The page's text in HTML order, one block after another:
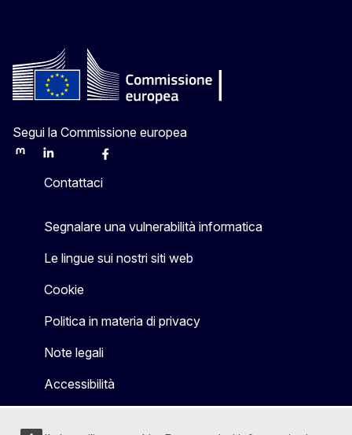
Segui la Commissione europea
MastodonLinkedInBlueskyFacebook
Contattaci
Segnalare una vulnerabilità informatica
Le lingue sui nostri siti web
Cookie
Politica in materia di privacy
Note legali
Accessibilità